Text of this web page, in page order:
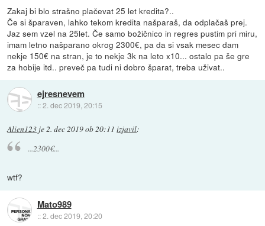
Zakaj bi blo strašno plačevat 25 let kredita?..
Če si šparaven, lahko tekom kredita našparaš, da odplačaš prej.
Jaz sem vzel na 25let. Če samo božičnico in regres pustim pri miru,
imam letno našparano okrog 2300€, pa da si vsak mesec dam
nekje 150€ na stran, je to nekje 3k na leto x10... ostalo pa še gre
za hobije itd.. preveč pa tudi ni dobro šparat, treba uživat..
ejresnevem
::2. dec 2019, 20:15
Alien123 je2. dec 2019 ob 20:11 izjavil:
...2300€...
wtf?
Mato989
::2. dec 2019, 20:20